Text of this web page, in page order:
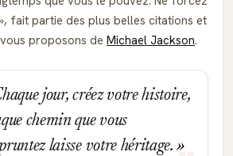
, fait partie des plus belles citations et
proposons de Michael Jackson.
jour, créez votre histoire,
chemin que vous
laisse votre héritage.